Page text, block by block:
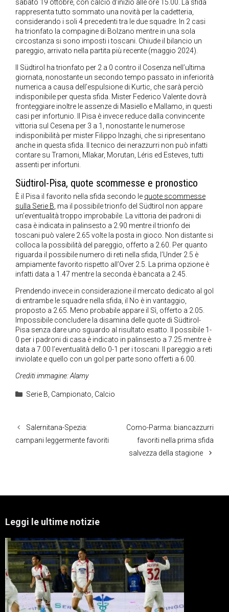
sabato 19 ottobre, con calcio d’inizio alle ore 15.00. La sfida
rappresenta tutto sommato una novità per la cadetteria,
considerando i soli 4 precedenti tra le due squadre. In 2 casi
ha trionfato la compagine di Bolzano mentre in una sola
circostanza si sono imposti i toscani. Chiude il bilancio un
pareggio, arrivato nella partita più recente (maggio 2024).
Il Südtirol ha trionfato per 2 a 0 contro il Cosenza nell’ultima
giornata, nonostante un secondo tempo passato in inferiorità
numerica a causa dell’espulsione di Kurtic, che sarà perciò
indisponibile per questa sfida. Mister Federico Valente dovrà
fronteggiare inoltre le assenze di Masiello e Mallamo, in questi
casi per infortunio. Il Pisa è invece reduce dalla convincente
vittoria sul Cesena per 3 a 1, nonostante le numerose
indisponibilità per mister Filippo Inzaghi, che si ripresentano
anche in questa sfida. Il tecnico dei nerazzurri non può infatti
contare su Tramoni, Mlakar, Morutan, Léris ed Esteves, tutti
assenti per infortuni.
Südtirol-Pisa, quote scommesse e pronostico
È il Pisa il favorito nella sfida secondo le quote scommesse
sulla Serie B, ma il possibile trionfo del Südtirol non appare
un’eventualità troppo improbabile. La vittoria dei padroni di
casa è indicata in palinsesto a 2.90 mentre il trionfo dei
toscani può valere 2.65 volte la posta in gioco. Non distante si
colloca la possibilità del pareggio, offerto a 2.60. Per quanto
riguarda il possibile numero di reti nella sfida, l’Under 2.5 è
ampiamente favorito rispetto all’Over 2.5. La prima opzione è
infatti data a 1.47 mentre la seconda è bancata a 2.45.
Prendendo invece in considerazione il mercato dedicato al gol
di entrambe le squadre nella sfida, il No è in vantaggio,
proposto a 2.65. Meno probabile appare il Sì, offerto a 2.05.
Impossibile concludere la disamina delle quote di Südtirol-
Pisa senza dare uno sguardo al risultato esatto. Il possibile 1-
0 per i padroni di casa è indicato in palinsesto a 7.25 mentre è
data a 7.00 l’eventualità dello 0-1 per i toscani. Il pareggio a reti
inviolate e quello con un gol per parte sono offerti a 6.00.
Crediti immagine: Alamy
Categorie
Serie B, Campionato, Calcio
Salernitana-Spezia:
campani leggermente favoriti
Como-Parma: biancazzurri
favoriti nella prima sfida
salvezza della stagione
Leggi le ultime notizie